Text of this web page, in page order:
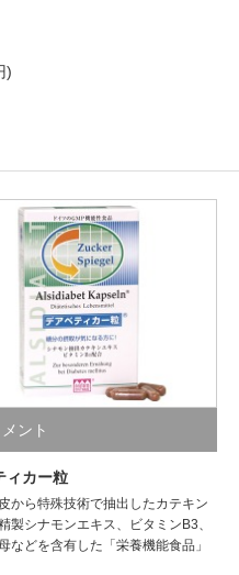
)
ント
ィカー粒
から特殊技術で抽出したカテキン
製シナモンエキス、ビタミンB3、
などを含有した「栄養機能食品」